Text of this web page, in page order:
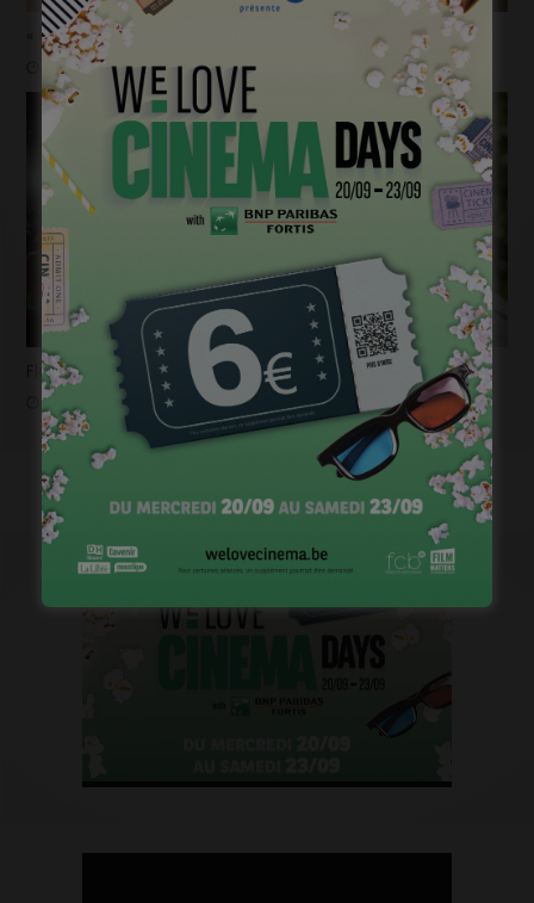
« 1985 »: 5mn avec Tijmen Govaerts
janvier 19, 2023
Flashback 2022/ Flashforward 2023: Raphaël Balboni
janvier 6, 2023